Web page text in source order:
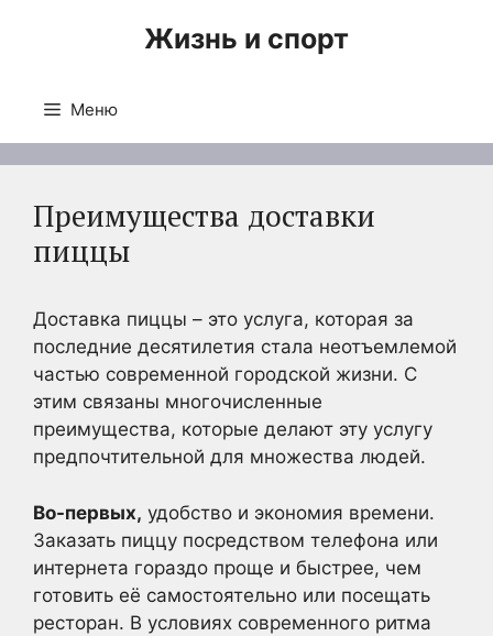
Жизнь и спорт
Меню
Преимущества доставки
пиццы
Доставка пиццы – это услуга, которая за
последние десятилетия стала неотъемлемой
частью современной городской жизни. С
этим связаны многочисленные
преимущества, которые делают эту услугу
предпочтительной для множества людей.
Во-первых, удобство и экономия времени.
Заказать пиццу посредством телефона или
интернета гораздо проще и быстрее, чем
готовить её самостоятельно или посещать
ресторан. В условиях современного ритма